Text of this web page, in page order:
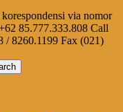
via nomor
85.777.333.808 Call
/ 8260.1199 Fax (021)